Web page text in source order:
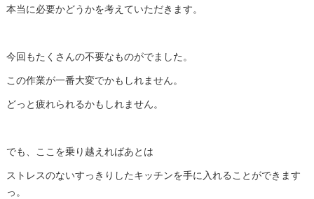
本当に必要かどうかを考えていただきます。
今回もたくさんの不要なものがでました。
この作業が一番大変でかもしれません。
どっと疲れられるかもしれません。
でも、ここを乗り越えればあとは
ストレスのないすっきりしたキッチンを手に入れることができます
っ。